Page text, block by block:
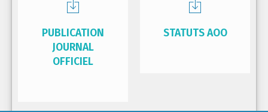
PUBLICATION
JOURNAL
OFFICIEL
STATUTS AOO